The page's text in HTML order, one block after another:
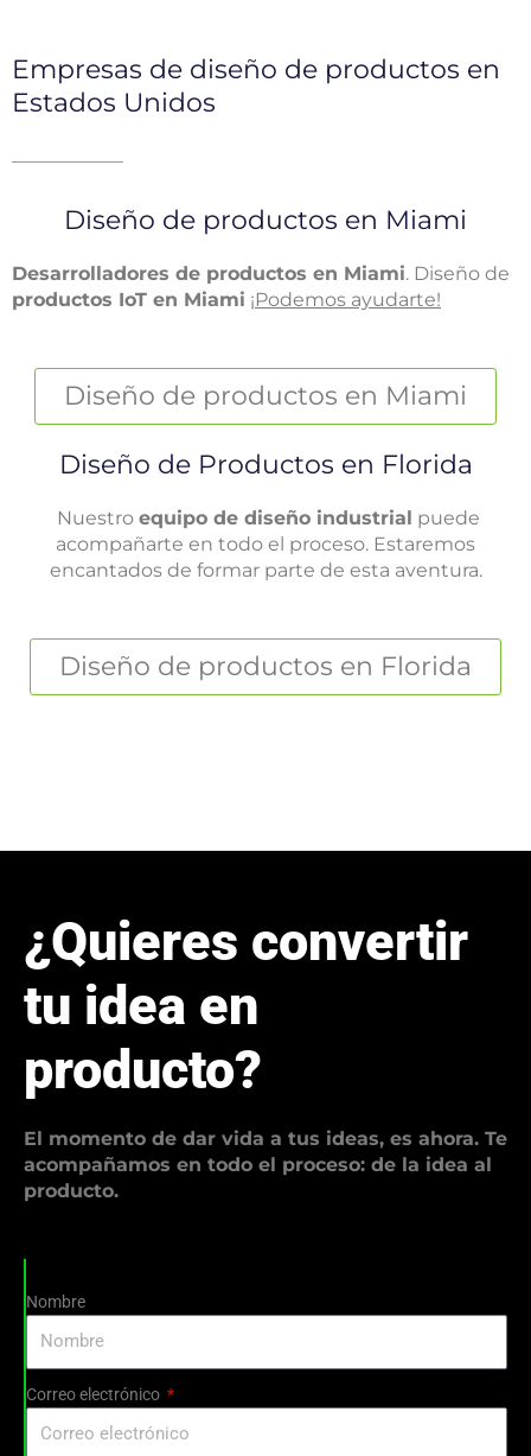
Empresas de diseño de productos en
Estados Unidos
Diseño de productos en Miami
Desarrolladores de productos en Miami. Diseño de
productos IoT en Miami ¡Podemos ayudarte!
Diseño de productos en Miami
Diseño de Productos en Florida
Nuestro equipo de diseño industrial puede
acompañarte en todo el proceso. Estaremos
encantados de formar parte de esta aventura.
Diseño de productos en Florida
¿Quieres convertir
tu idea en
producto?
El momento de dar vida a tus ideas, es ahora. Te
acompañamos en todo el proceso: de la idea al
producto.
Nombre
Correo electrónico